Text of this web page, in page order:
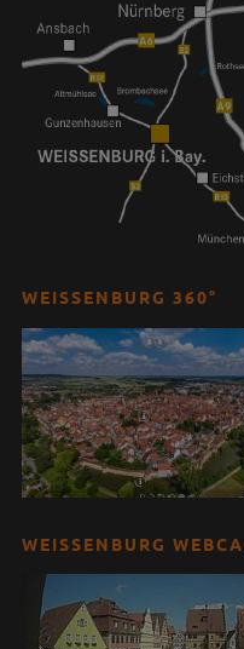
WEISSENBURG 360°
WEISSENBURG WEBCAM